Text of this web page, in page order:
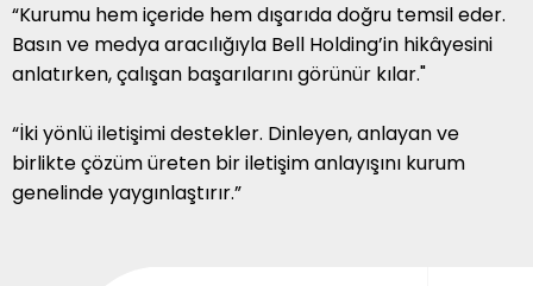
“Kurumu hem içeride hem dışarıda doğru temsil eder.
Basın ve medya aracılığıyla Bell Holding’in hikâyesini
anlatırken, çalışan başarılarını görünür kılar."
“İki yönlü iletişimi destekler. Dinleyen, anlayan ve
birlikte çözüm üreten bir iletişim anlayışını kurum
genelinde yaygınlaştırır.”